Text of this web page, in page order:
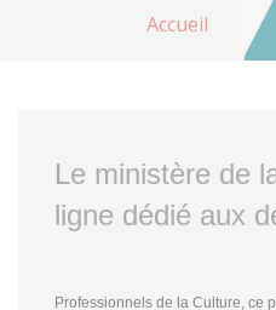
Accueil
Le ministère de
ligne dédié aux
Professionnels de la Culture, ce